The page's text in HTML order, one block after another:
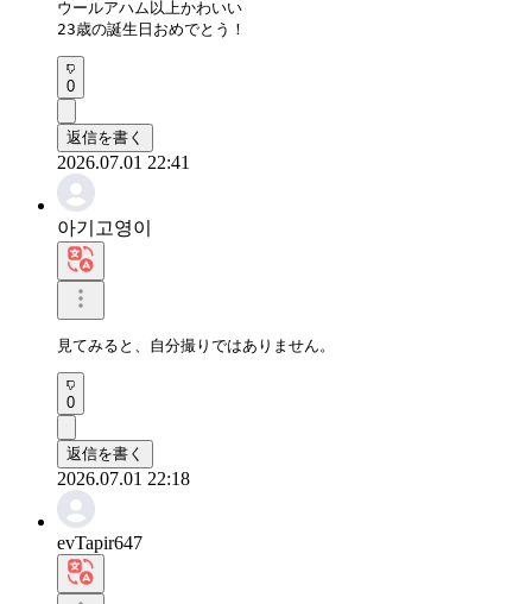
ウールアハム以上かわいい
23歳の誕生日おめでとう！
0
返信を書く
2026.07.01 22:41
아기고영이
見てみると、自分撮りではありません。
0
返信を書く
2026.07.01 22:18
evTapir647